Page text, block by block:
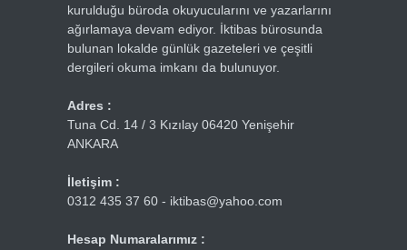
kurulduğu büroda okuyucularını ve yazarlarını
ağırlamaya devam ediyor. İktibas bürosunda
bulunan lokalde günlük gazeteleri ve çeşitli
dergileri okuma imkanı da bulunuyor.
Adres :
Tuna Cd. 14 / 3 Kızılay 06420 Yenişehir
ANKARA
İletişim :
0312 435 37 60 - iktibas@yahoo.com
Hesap Numaralarımız :